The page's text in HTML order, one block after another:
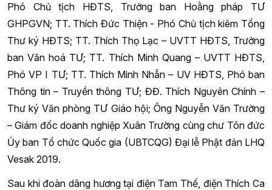
Phó Chủ tịch HĐTS, Trưởng ban Hoằng pháp TƯ
GHPGVN; TT. Thích Đức Thiện - Phó Chủ tịch kiêm Tổng
Thư ký HĐTS; TT. Thích Thọ Lạc – UVTT HĐTS, Trưởng
ban Văn hoá TƯ; TT. Thích Minh Quang – UVTT HĐTS,
Phó VP I TƯ; TT. Thích Minh Nhẫn – UV HĐTS, Phó ban
Thông tin – Truyền thông TƯ; ĐĐ. Thích Nguyên Chính –
Thư ký Văn phòng TƯ Giáo hội; Ông Nguyễn Văn Trường
– Giám đốc doanh nghiệp Xuân Trường cùng chư Tôn đức
Ủy ban Tổ chức Quốc gia (UBTCQG) Đại lễ Phật đản LHQ
Vesak 2019.
Sau khi đoàn dâng hương tại điện Tam Thế, điện Thích Ca